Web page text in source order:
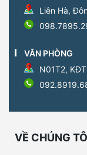
Liên Hà,
VĂN PHÒNG
N01T2,
VỀ CHÚNG